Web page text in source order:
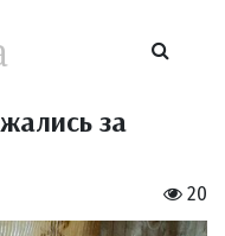
за
20